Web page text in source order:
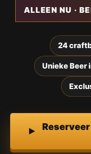
ALLEEN NU ·
24
Unieke Beer